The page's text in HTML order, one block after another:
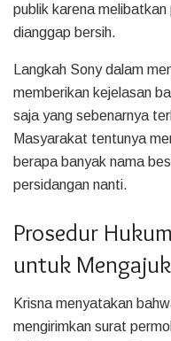
publik karena
dianggap bersih.
Langkah Sony dalam
memberikan kejelasan
saja yang sebenarnya
Masyarakat tentunya
berapa banyak nama
persidangan nanti.
Prosedur
untuk
Krisna menyatakan
mengirimkan surat